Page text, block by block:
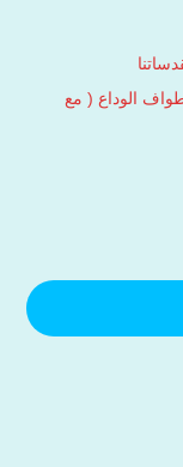
الوداع ( مع